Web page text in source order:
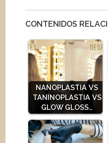
CONTENIDOS
NANOPLASTIA VS
TANINOPLASTIA VS
GLOW GLOSS…